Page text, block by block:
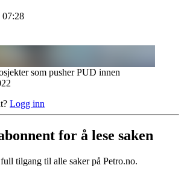
07:28
som pusher PUD innen
Logg inn
for å lese saken
tilgang til alle saker på Petro.no.